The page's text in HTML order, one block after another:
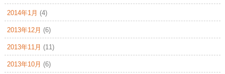
2014年1月 (4)
2013年12月 (6)
2013年11月 (11)
2013年10月 (6)